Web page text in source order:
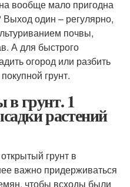
вообще мало пригодна
один – регулярно,
почвы,
А для быстрого
огород или разбить
грунт.
в грунт. 1
растений
грунт в
важно придерживаться
чтобы всходы были